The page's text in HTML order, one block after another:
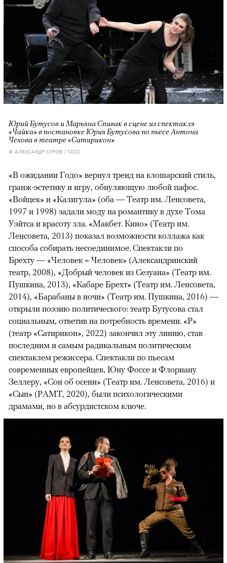
Юрий Бутусов и Марьяна Спивак в сцене из спектакля
«Чайка» в постановке Юрия Бутусова по пьесе Антона
Чехова в театре «Сатирикон»
© АЛЕКСАНДР КУРОВ / ТАСС
«В ожидании Годо» вернул тренд на клошарский стиль,
гранж-эстетику и игру, обнуляющую любой пафос.
«Войцек» и «Калигула» (оба — Театр им. Ленсовета,
1997 и 1998) задали моду на романтику в духе Тома
Уэйтса и красоту зла. «Макбет. Кино» (Театр им.
Ленсовета, 2013) показал возможности коллажа как
способа собирать несоединимое. Спектакли по
Брехту — «Человек = Человек» (Александринский
театр, 2008), «Добрый человек из Сезуана» (Театр им.
Пушкина, 2013), «Кабаре Брехт» (Театр им. Ленсовета,
2014), «Барабаны в ночи» (Театр им. Пушкина, 2016) —
открыли поэзию политического: театр Бутусова стал
социальным, ответив на потребность времени. «Р»
(театр «Сатирикон», 2022) закончил эту линию, став
последним и самым радикальным политическим
спектаклем режиссера. Спектакли по пьесам
современных европейцев, Юну Фоссе и Флориану
Зеллеру, «Сон об осени» (Театр им. Ленсовета, 2016) и
«Сын» (РАМТ, 2020), были психологическими
драмами, но в абсурдистском ключе.